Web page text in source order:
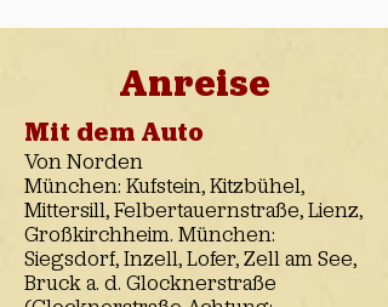
Anreise
Mit dem Auto
Von Norden
München: Kufstein, Kitzbühel,
Mittersill, Felbertauernstraße, Lienz,
Großkirchheim. München:
Siegsdorf, Inzell, Lofer, Zell am See,
Bruck a. d. Glocknerstraße